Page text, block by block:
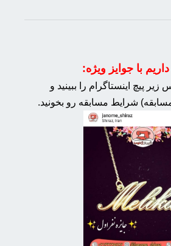
با جوایز ویژه:
پیچ اینستاگرام را ببینید و
شرایط مسابقه رو بخونید.